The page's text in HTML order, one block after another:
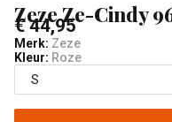
Zeze Ze-Cindy
€ 44,95
Merk: Zeze
Kleur: Roze